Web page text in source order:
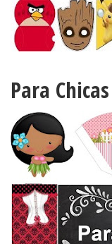
Para Chicas